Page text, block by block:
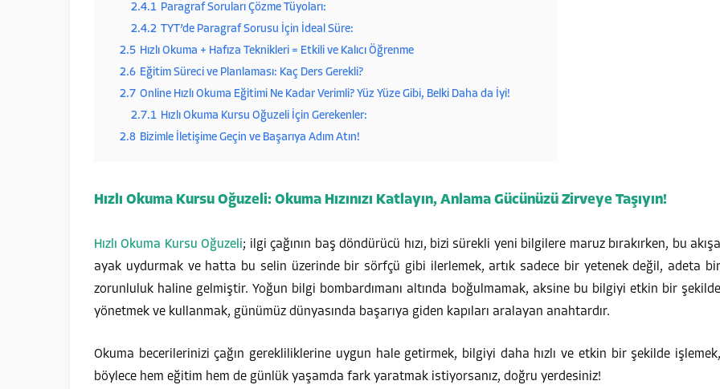
2.4.1 Paragraf Soruları Çözme Tüyoları:
2.4.2 TYT’de Paragraf Sorusu İçin İdeal Süre:
2.5 Hızlı Okuma + Hafıza Teknikleri = Etkili ve Kalıcı Öğrenme
2.6 Eğitim Süreci ve Planlaması: Kaç Ders Gerekli?
2.7 Online Hızlı Okuma Eğitimi Ne Kadar Verimli? Yüz Yüze Gibi, Belki Daha da İyi!
2.7.1 Hızlı Okuma Kursu Oğuzeli İçin Gerekenler:
2.8 Bizimle İletişime Geçin ve Başarıya Adım Atın!
Hızlı Okuma Kursu Oğuzeli: Okuma Hızınızı Katlayın, Anlama Gücünüzü Zirveye Taşıyın!
Hızlı Okuma Kursu Oğuzeli; ilgi çağının baş döndürücü hızı, bizi sürekli yeni bilgilere maruz bırakırken, bu akışa
ayak uydurmak ve hatta bu selin üzerinde bir sörfçü gibi ilerlemek, artık sadece bir yetenek değil, adeta bir
zorunluluk haline gelmiştir. Yoğun bilgi bombardımanı altında boğulmamak, aksine bu bilgiyi etkin bir şekilde
yönetmek ve kullanmak, günümüz dünyasında başarıya giden kapıları aralayan anahtardır.
Okuma becerilerinizi çağın gerekliliklerine uygun hale getirmek, bilgiyi daha hızlı ve etkin bir şekilde işlemek,
böylece hem eğitim hem de günlük yaşamda fark yaratmak istiyorsanız, doğru yerdesiniz!